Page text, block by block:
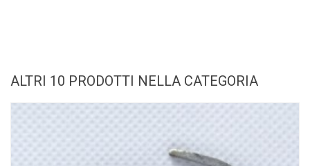
ALTRI 10 PRODOTTI NELLA CATEGORIA